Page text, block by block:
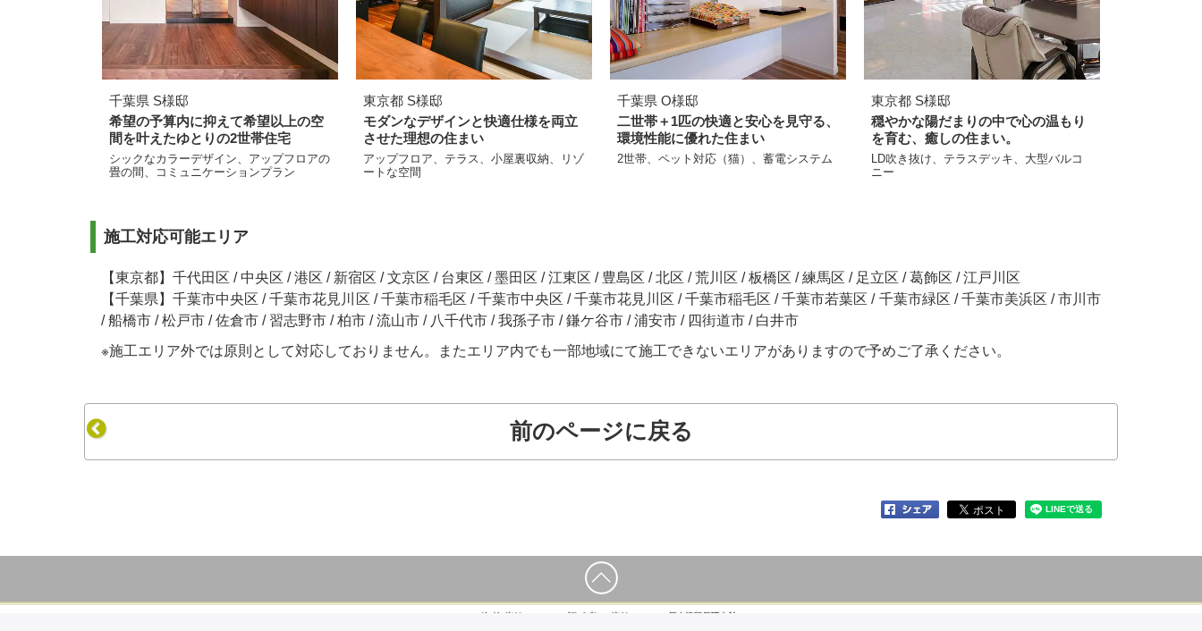
千葉県 S様邸
希望の予算内に抑えて希望以上の空
間を叶えたゆとりの2世帯住宅
シックなカラーデザイン、アップフロアの
畳の間、コミュニケーションプラン
東京都 S様邸
モダンなデザインと快適仕様を両立
させた理想の住まい
アップフロア、テラス、小屋裏収納、リゾ
ートな空間
千葉県 O様邸
二世帯＋1匹の快適と安心を見守る、
環境性能に優れた住まい
2世帯、ペット対応（猫）、蓄電システム
東京都 S様邸
穏やかな陽だまりの中で心の温もり
を育む、癒しの住まい。
LD吹き抜け、テラスデッキ、大型バルコ
ニー
施工対応可能エリア
【東京都】千代田区 / 中央区 / 港区 / 新宿区 / 文京区 / 台東区 / 墨田区 / 江東区 / 豊島区 / 北区 / 荒川区 / 板橋区 / 練馬区 / 足立区 / 葛飾区 / 江戸川区
【千葉県】千葉市中央区 / 千葉市花見川区 / 千葉市稲毛区 / 千葉市中央区 / 千葉市花見川区 / 千葉市稲毛区 / 千葉市若葉区 / 千葉市緑区 / 千葉市美浜区 / 市川市
/ 船橋市 / 松戸市 / 佐倉市 / 習志野市 / 柏市 / 流山市 / 八千代市 / 我孫子市 / 鎌ケ谷市 / 浦安市 / 四街道市 / 白井市
※施工エリア外では原則として対応しておりません。またエリア内でも一部地域にて施工できないエリアがありますので予めご了承ください。
前のページに戻る